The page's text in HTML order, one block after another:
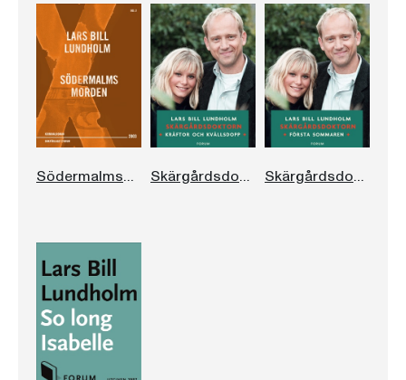
Södermalmsmorden Skärgårdsdoktorn. Kräftor och kvällsdopp Skärgårdsdoktorn Den första sommaren